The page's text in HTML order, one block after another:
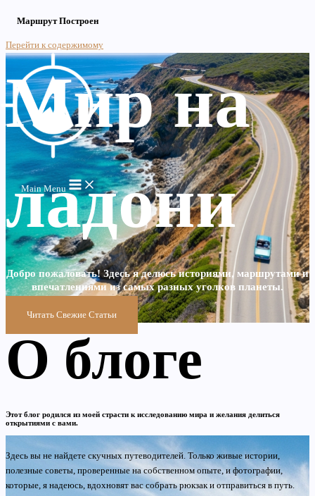
Маршрут Построен
Перейти к содержимому
Main Menu
Мир на
ладони
Добро пожаловать! Здесь я делюсь историями, маршрутами и
впечатлениями из самых разных уголков планеты.
Читать Свежие Статьи
О блоге
Этот блог родился из моей страсти к исследованию мира и желания делиться
открытиями с вами.
Здесь вы не найдете скучных путеводителей. Только живые истории,
полезные советы, проверенные на собственном опыте, и фотографии,
которые, я надеюсь, вдохновят вас собрать рюкзак и отправиться в путь.